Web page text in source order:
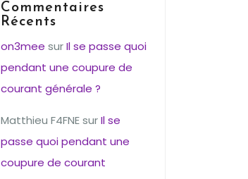
Commentaires
Récents
on3mee surIl se passe quoi
pendant une coupure de
courant générale ?
Matthieu F4FNEsurIl se
passe quoi pendant une
coupure de courant